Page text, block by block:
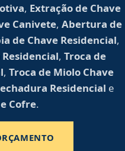
, Extração de Chave
Canivete, Abertura de
de Chave Residencial,
, Troca de
, Troca de Miolo Chave
Residencial e
Cofre.